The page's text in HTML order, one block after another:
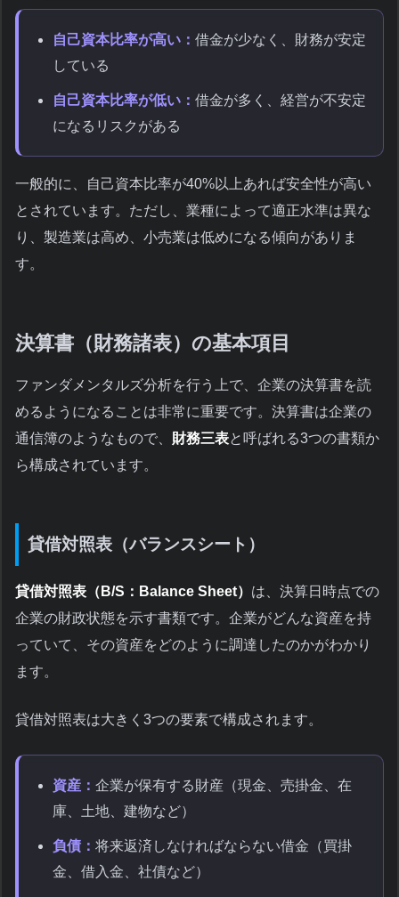
自己資本比率が高い： 借金が少なく、財務が安定
している
自己資本比率が低い： 借金が多く、経営が不安定
になるリスクがある
一般的に、自己資本比率が40%以上あれば安全性が高い
とされています。ただし、業種によって適正水準は異な
り、製造業は高め、小売業は低めになる傾向がありま
す。
決算書（財務諸表）の基本項目
ファンダメンタルズ分析を行う上で、企業の決算書を読
めるようになることは非常に重要です。決算書は企業の
通信簿のようなもので、 財務三表と呼ばれる3つの書類か
ら構成されています。
貸借対照表（バランスシート）
貸借対照表（B/S：Balance Sheet） は、決算日時点での
企業の財政状態を示す書類です。企業がどんな資産を持
っていて、その資産をどのように調達したのかがわかり
ます。
貸借対照表は大きく3つの要素で構成されます。
資産： 企業が保有する財産（現金、売掛金、在
庫、土地、建物など）
負債： 将来返済しなければならない借金（買掛
金、借入金、社債など）